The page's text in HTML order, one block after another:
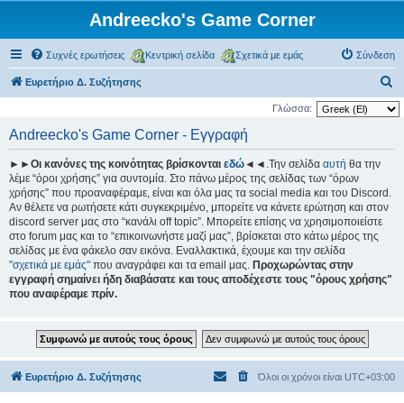
Andreecko's Game Corner
Συχνές ερωτήσεις Κεντρική σελίδα Σχετικά με εμάς Σύνδεση
Ευρετήριο Δ. Συζήτησης
ν
Γλώσσα:
Andreecko's Game Corner - Εγγραφή
►►Οι κανόνες της κοινότητας βρίσκονται εδώ◄◄.Την σελίδα αυτή θα την
λέμε “όροι χρήσης” για συντομία. Στο πάνω μέρος της σελίδας των “όρων
χρήσης” που προαναφέραμε, είναι και όλα μας τα social media και του Discord.
Αν θέλετε να ρωτήσετε κάτι συγκεκριμένο, μπορείτε να κάνετε ερώτηση και στον
discord server μας στο “κανάλι off topic”. Μπορείτε επίσης να χρησιμοποιείστε
στο forum μας και το “επικοινωνήστε μαζί μας”, βρίσκεται στο κάτω μέρος της
σελίδας με ένα φάκελο σαν εικόνα. Εναλλακτικά, έχουμε και την σελίδα
"σχετικά με εμάς" που αναγράφει και τα email μας. Προχωρώντας στην
εγγραφή σημαίνει ήδη διαβάσατε και τους αποδέχεστε τους "όρους χρήσης"
που αναφέραμε πρίν.
Ευρετήριο Δ. Συζήτησης Όλοι οι χρόνοι είναι UTC+03:00